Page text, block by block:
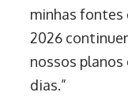
minhas fontes
2026
nossos planos
dias.”